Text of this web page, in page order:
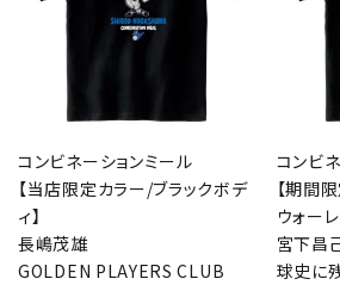
コンビネーションミール
【当店限定カラー/ブラックボデ
ィ】
長嶋茂雄
GOLDEN PLAYERS CLUB
コンビ
【期間
ウォー
宮下昌
球史に